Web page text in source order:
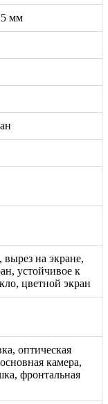
мм
на экране,
устойчивое к
цветной экран
оптическая
камера,
фронтальная